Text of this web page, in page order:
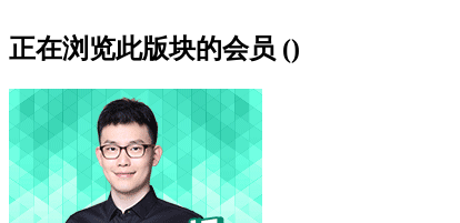
正在浏览此版块的会员 ()